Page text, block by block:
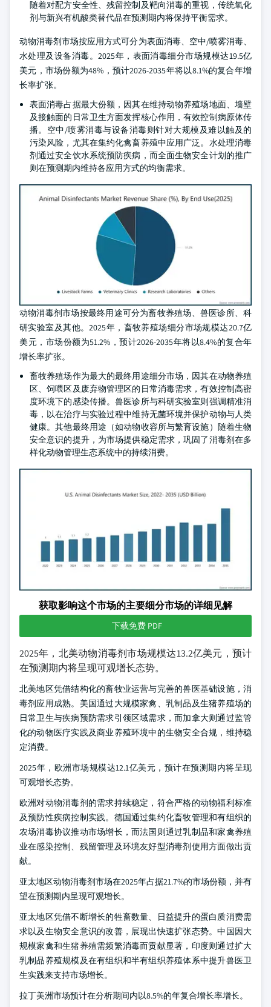
随着对配方安全性、残留控制及靶向消毒的重视，传统氧化
剂与新兴有机酸类替代品在预测期内将保持平衡需求。
动物消毒剂市场按应用方式可分为表面消毒、空中/喷雾消毒、
水处理及设备消毒。2025年，表面消毒细分市场规模达19.5亿
美元，市场份额为48%，预计2026-2035年将以8.1%的复合年增
长率扩张。
表面消毒占据最大份额，因其在维持动物养殖场地面、墙壁
及接触面的日常卫生方面发挥核心作用，有效控制病原体传
播。空中/喷雾消毒与设备消毒则针对大规模及难以触及的
污染风险，尤其在集约化禽畜养殖中应用广泛。水处理消毒
剂通过安全饮水系统预防疾病，而全面生物安全计划的推广
则在预测期内维持各应用方式的均衡需求。
动物消毒剂市场按最终用途可分为畜牧养殖场、兽医诊所、科
研实验室及其他。2025年，畜牧养殖场细分市场规模达20.7亿
美元，市场份额为51.2%，预计2026-2035年将以8.4%的复合年
增长率扩张。
畜牧养殖场作为最大的最终用途细分市场，因其在动物养殖
区、饲喂区及废弃物管理区的日常消毒需求，有效控制高密
度环境下的感染传播。兽医诊所与科研实验室则强调精准消
毒，以在治疗与实验过程中维持无菌环境并保护动物与人类
健康。其他最终用途（如动物收容所与繁育设施）随着生物
安全意识的提升，为市场提供稳定需求，巩固了消毒剂在多
样化动物管理生态系统中的持续消费。
获取影响这个市场的主要细分市场的详细见解
下载免费 PDF
2025年，北美动物消毒剂市场规模达13.2亿美元，预计
在预测期内将呈现可观增长态势。
北美地区凭借结构化的畜牧业运营与完善的兽医基础设施，消
毒剂应用成熟。美国通过大规模家禽、乳制品及生猪养殖场的
日常卫生与疾病预防需求引领区域需求，而加拿大则通过监管
化的动物医疗实践及商业养殖环境中的生物安全合规，维持稳
定消费。
2025年，欧洲市场规模达12.1亿美元，预计在预测期内将呈现
可观增长态势。
欧洲对动物消毒剂的需求持续稳定，符合严格的动物福利标准
及预防性疾病控制实践。德国通过集约化畜牧管理和有组织的
农场消毒协议推动市场增长，而法国则通过乳制品和家禽养殖
业在感染控制、残留管理及环境友好型消毒剂使用方面做出贡
献。
亚太地区动物消毒剂市场在2025年占据21.7%的市场份额，并有
望在预测期内呈现可观增长。
亚太地区凭借不断增长的牲畜数量、日益提升的蛋白质消费需
求以及生物安全意识的改善，展现出快速扩张态势。中国因大
规模家禽和生猪养殖需频繁消毒而贡献显著，印度则通过扩大
乳制品养殖规模及在有组织和半有组织养殖体系中提升兽医卫
生实践来支持市场增长。
拉丁美洲市场预计在分析期间内以8.5%的年复合增长率增长。